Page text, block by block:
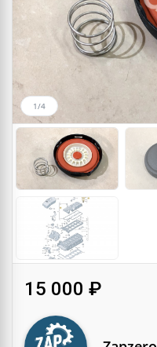
1/4
15 000 ₽